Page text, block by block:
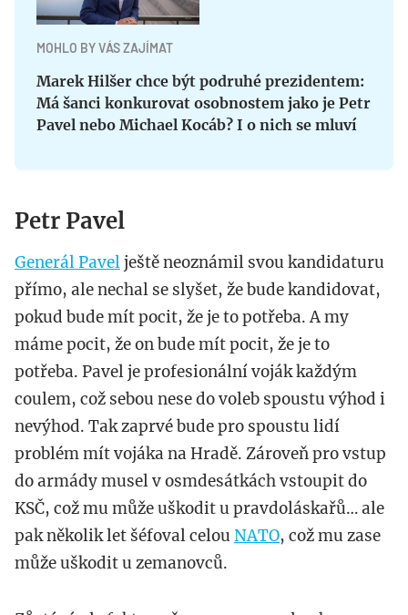
MOHLO BY VÁS ZAJÍMAT
Marek Hilšer chce být podruhé prezidentem:
Má šanci konkurovat osobnostem jako je Petr
Pavel nebo Michael Kocáb? I o nich se mluví
Petr Pavel
Generál Pavelještě neoznámil svou kandidaturu
přímo, ale nechal se slyšet, že bude kandidovat,
pokud bude mít pocit, že je to potřeba. A my
máme pocit, že on bude mít pocit, že je to
potřeba. Pavel je profesionální voják každým
coulem, což sebou nese do voleb spoustu výhod i
nevýhod. Tak zaprvé bude pro spoustu lidí
problém mít vojáka na Hradě. Zároveň pro vstup
do armády musel v osmdesátkách vstoupit do
KSČ, což mu může uškodit u pravdoláskařů… ale
pak několik let šéfoval celou NATO, což mu zase
může uškodit u zemanovců.